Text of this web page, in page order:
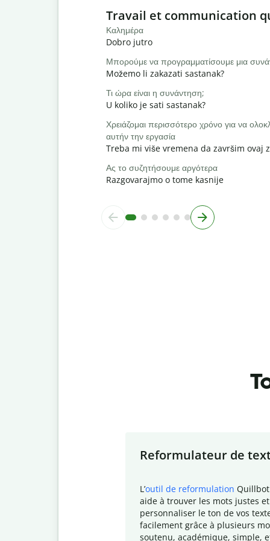
Slide 1 of 6
Travail et communication
Καλημέρα
Dobro jutro
Μπορούμε να προγραμματίσουμε μια
Možemo li zakazati sastanak?
Τι ώρα είναι η συνάντηση;
U koliko je sati sastanak?
Χρειάζομαι περισσότερο χρόνο για να
αυτήν την εργασία
Treba mi više vremena da završim ovaj
Ας το συζητήσουμε αργότερα
Razgovarajmo o tome kasnije
Reformulateur de
L ’outil de reformulation
aide à trouver les mots justes
personnaliser le ton de vos
facilement grâce à plusieurs
soutenu, académique, simple,